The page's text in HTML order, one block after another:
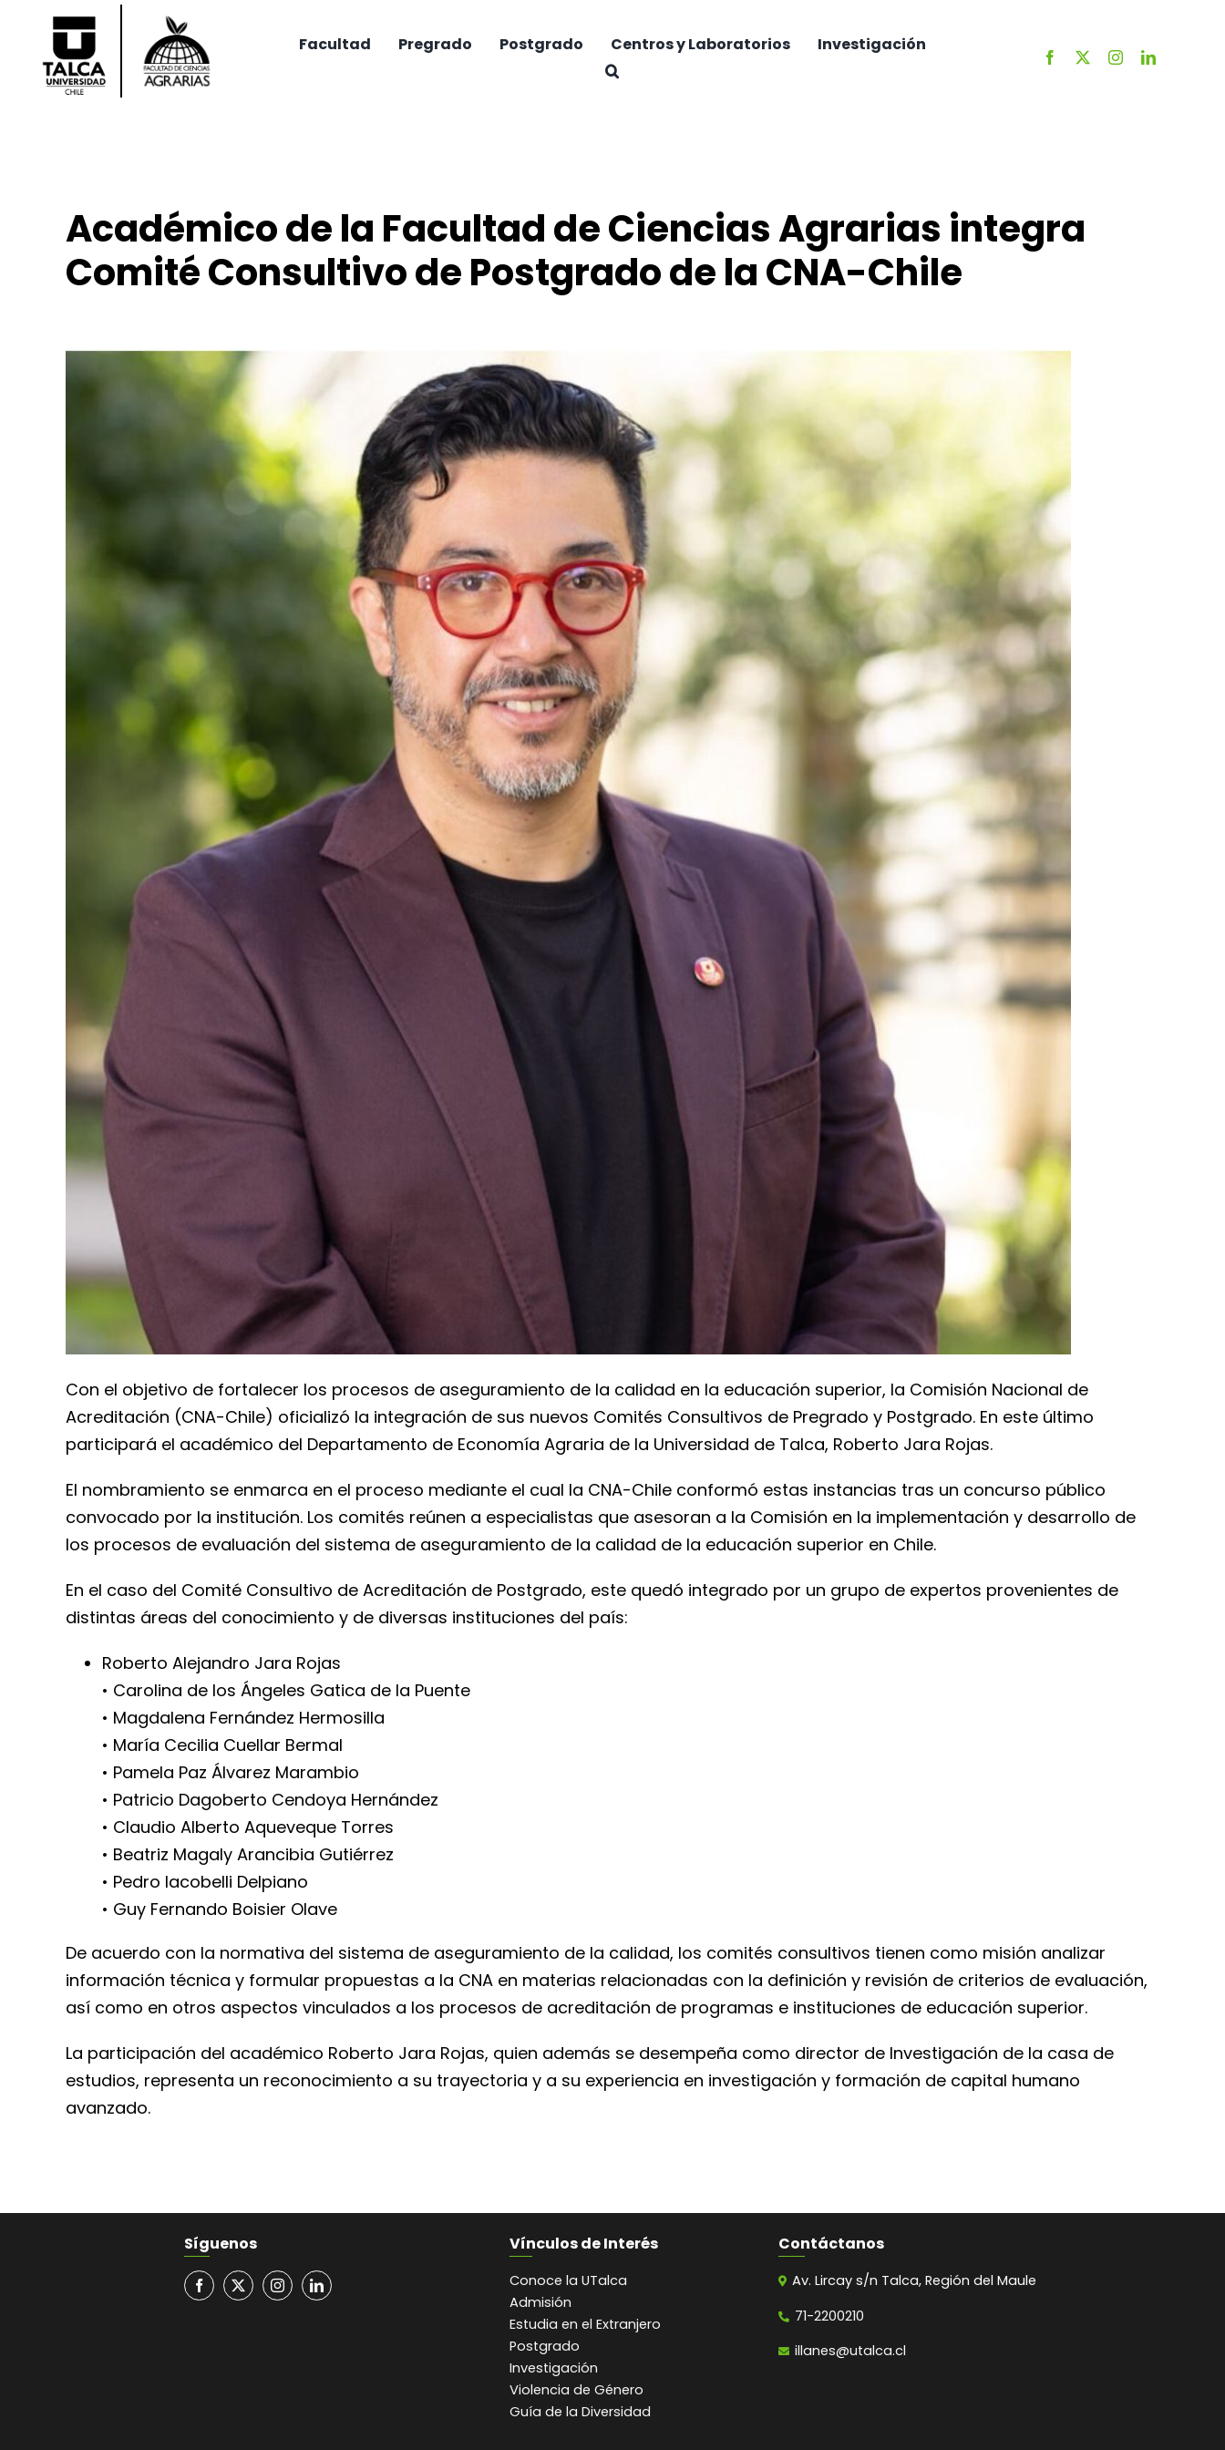
contenido
Facultad Pregrado Postgrado Centros y Laboratorios Investigación
Académico de la Facultad de Ciencias Agrarias integra
Comité Consultivo de Postgrado de la CNA-Chile
Con el objetivo de fortalecer los procesos de aseguramiento de la calidad en la educación superior, la Comisión Nacional de
Acreditación (CNA-Chile) oficializó la integración de sus nuevos Comités Consultivos de Pregrado y Postgrado. En este último
participará el académico del Departamento de Economía Agraria de la Universidad de Talca, Roberto Jara Rojas.
El nombramiento se enmarca en el proceso mediante el cual la CNA-Chile conformó estas instancias tras un concurso público
convocado por la institución. Los comités reúnen a especialistas que asesoran a la Comisión en la implementación y desarrollo de
los procesos de evaluación del sistema de aseguramiento de la calidad de la educación superior en Chile.
En el caso del Comité Consultivo de Acreditación de Postgrado, este quedó integrado por un grupo de expertos provenientes de
distintas áreas del conocimiento y de diversas instituciones del país:
Roberto Alejandro Jara Rojas
• Carolina de los Ángeles Gatica de la Puente
• Magdalena Fernández Hermosilla
• María Cecilia Cuellar Bermal
• Pamela Paz Álvarez Marambio
• Patricio Dagoberto Cendoya Hernández
• Claudio Alberto Aqueveque Torres
• Beatriz Magaly Arancibia Gutiérrez
• Pedro Iacobelli Delpiano
• Guy Fernando Boisier Olave
De acuerdo con la normativa del sistema de aseguramiento de la calidad, los comités consultivos tienen como misión analizar
información técnica y formular propuestas a la CNA en materias relacionadas con la definición y revisión de criterios de evaluación,
así como en otros aspectos vinculados a los procesos de acreditación de programas e instituciones de educación superior.
La participación del académico Roberto Jara Rojas, quien además se desempeña como director de Investigación de la casa de
estudios, representa un reconocimiento a su trayectoria y a su experiencia en investigación y formación de capital humano
avanzado.
Síguenos Vínculos de Interés
Conoce la UTalca
Admisión
Estudia en el Extranjero
Postgrado
Investigación
Violencia de Género
Guía de la Diversidad
Contáctanos
Av. Lircay s/n Talca, Región del Maule
71-2200210
illanes@utalca.cl